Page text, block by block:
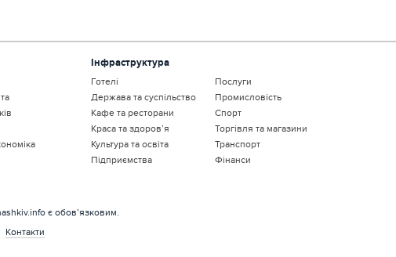
Інфраструктура
Готелі
Держава та суспільство
Кафе та ресторани
Краса та здоров’я
Культура та освіта
Підприємства
Послуги
Промисловість
Спорт
Торгівля та магазини
Транспорт
Фінанси
є обов’язковим.
Контакти